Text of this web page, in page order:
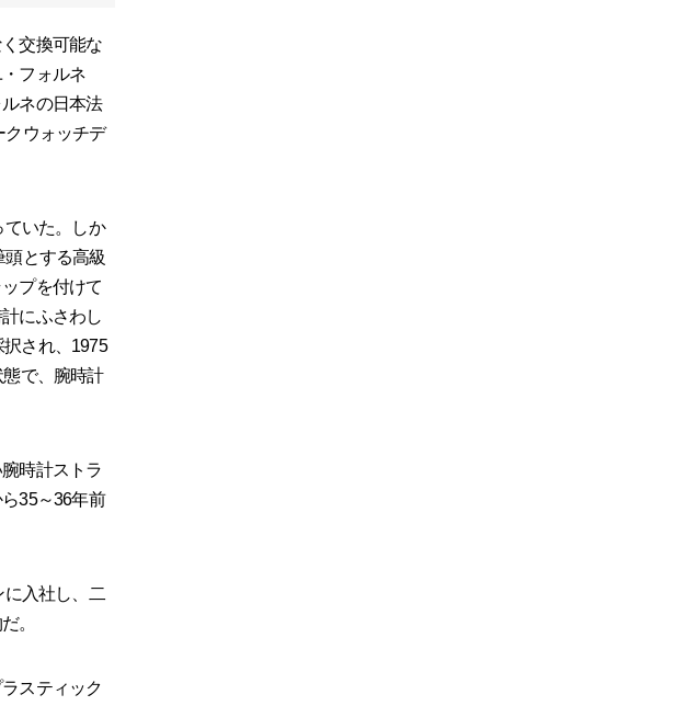
交換可能な
フォルネ
ネの日本法
クウォッチデ
いた。しか
とする高級
プを付けて
にふさわし
され、1975
で、腕時計
時計ストラ
35～36年前
入社し、二
。
スティック